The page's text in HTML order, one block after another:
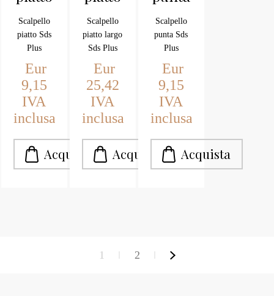
(Foto
2) Sds
Plus
Scalpello
piatto Sds
Plus
Eur
9,15
IVA
inclusa
(Foto
5) Sds
Plus
Scalpello
piatto largo
Sds Plus
Eur
25,42
IVA
inclusa
(Foto
1) Sds
Plus
Scalpello
punta Sds
Plus
Eur
9,15
IVA
inclusa
1 2